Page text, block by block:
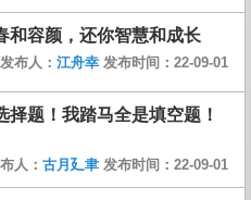
和容颜，还你智慧和成长
发布人： 江舟幸 发布时间：22-09-01
择题！我踏马全是填空题！
人： 古月廴聿 发布时间：22-09-01